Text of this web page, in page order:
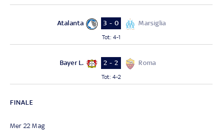
Atalanta 3 - 0 Marsiglia
Tot: 4-1
Bayer L. 2 - 2 Roma
Tot: 4-2
FINALE
Mer 22 Mag